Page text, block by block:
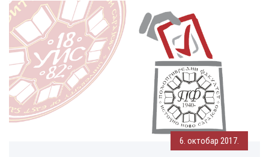
6. октобар 2017.